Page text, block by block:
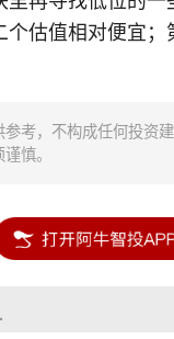
个估值相对便宜；
考，不构成任何投资
慎。